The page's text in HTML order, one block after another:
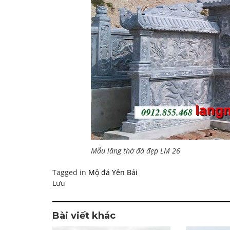
Mẫu lăng thờ đá đẹp LM 26
Tagged in Mộ đá Yên Bái
Lưu
Bài viết khác